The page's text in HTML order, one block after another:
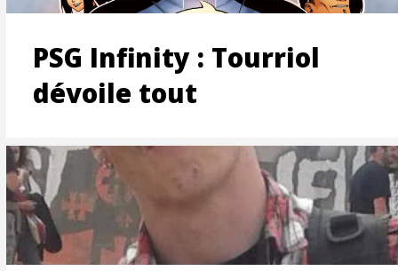
PSG Infinity : Tourriol
dévoile tout